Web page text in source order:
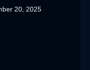
20, 2025